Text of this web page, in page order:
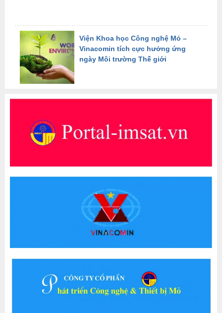
Viện Khoa học Công nghệ Mỏ –
Vinacomin tích cực hưởng ứng
ngày Môi trường Thế giới
Công đoàn Than – Khoáng sản Việt
Nam thăm và tặng quà tại Trung tâm